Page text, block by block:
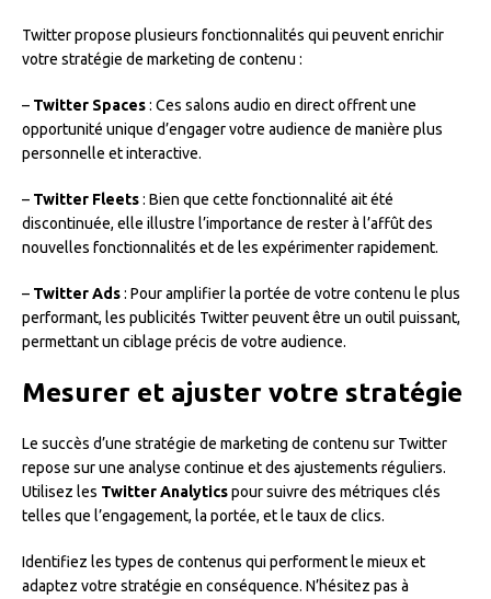
Twitter propose plusieurs fonctionnalités qui peuvent enrichir
votre stratégie de marketing de contenu :
– Twitter Spaces: Ces salons audio en direct offrent une
opportunité unique d’engager votre audience de manière plus
personnelle et interactive.
– Twitter Fleets: Bien que cette fonctionnalité ait été
discontinuée, elle illustre l’importance de rester à l’affût des
nouvelles fonctionnalités et de les expérimenter rapidement.
– Twitter Ads: Pour amplifier la portée de votre contenu le plus
performant, les publicités Twitter peuvent être un outil puissant,
permettant un ciblage précis de votre audience.
Mesurer et ajuster votre stratégie
Le succès d’une stratégie de marketing de contenu sur Twitter
repose sur une analyse continue et des ajustements réguliers.
Utilisez les Twitter Analyticspour suivre des métriques clés
telles que l’engagement, la portée, et le taux de clics.
Identifiez les types de contenus qui performent le mieux et
adaptez votre stratégie en conséquence. N’hésitez pas à